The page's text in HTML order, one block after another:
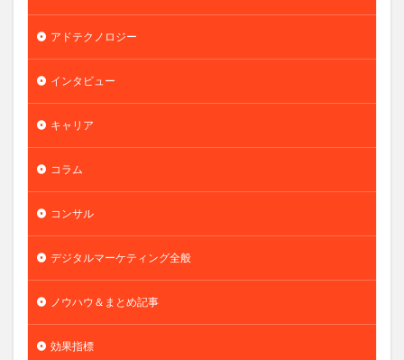
アドテクノロジー
インタビュー
キャリア
コラム
コンサル
デジタルマーケティング全般
ノウハウ＆まとめ記事
効果指標